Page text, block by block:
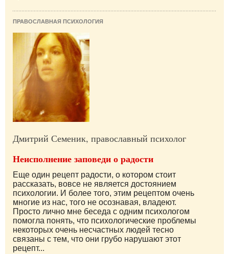
ПРАВОСЛАВНАЯ ПСИХОЛОГИЯ
Дмитрий Семеник, православный психолог
Неисполнение заповеди о радости
Еще один рецепт радости, о котором стоит
рассказать, вовсе не является достоянием
психологии. И более того, этим рецептом очень
многие из нас, того не осознавая, владеют.
Просто лично мне беседа с одним психологом
помогла понять, что психологические проблемы
некоторых очень несчастных людей тесно
связаны с тем, что они грубо нарушают этот
рецепт...